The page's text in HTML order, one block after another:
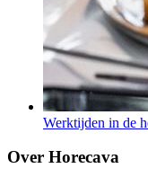
Werktijden in de
Over Horecava